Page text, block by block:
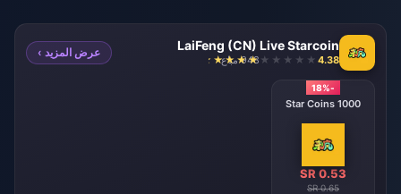
LaiFeng (CN) Live Starcoin
4.38 948 مباع
عرض المزيد ›
-18%
1000 Star Coins
SR 0.53
SR 0.65